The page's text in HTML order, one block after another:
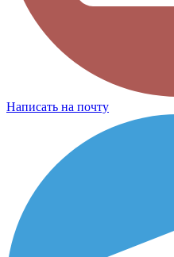
Написать на почту